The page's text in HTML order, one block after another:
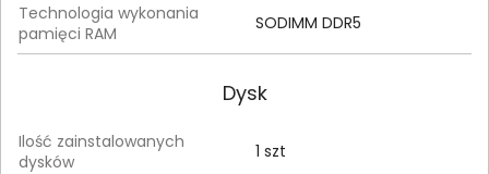
Technologia wykonania
pamięci RAM
SODIMM DDR5
Dysk
Ilość zainstalowanych
dysków
1 szt